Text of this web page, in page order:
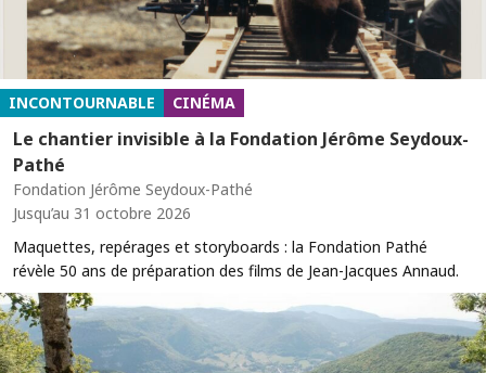
INCONTOURNABLE CINÉMA
Le chantier invisible à la Fondation Jérôme Seydoux-
Pathé
Fondation Jérôme Seydoux-Pathé
Jusqu’au 31 octobre 2026
Maquettes, repérages et storyboards : la Fondation Pathé
révèle 50 ans de préparation des films de Jean-Jacques Annaud.